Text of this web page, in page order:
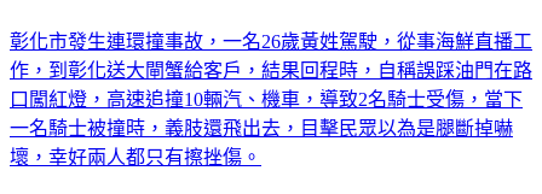
彰化市發生連環撞事故，一名26歲黃姓駕駛，從事海鮮直播工
作，到彰化送大閘蟹給客戶，結果回程時，自稱誤踩油門在路
口闖紅燈，高速追撞10輛汽、機車，導致2名騎士受傷，當下
一名騎士被撞時，義肢還飛出去，目擊民眾以為是腿斷掉嚇
壞，幸好兩人都只有擦挫傷。